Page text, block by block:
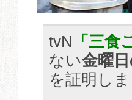
tvN 「三食
ない金曜
を証明しま